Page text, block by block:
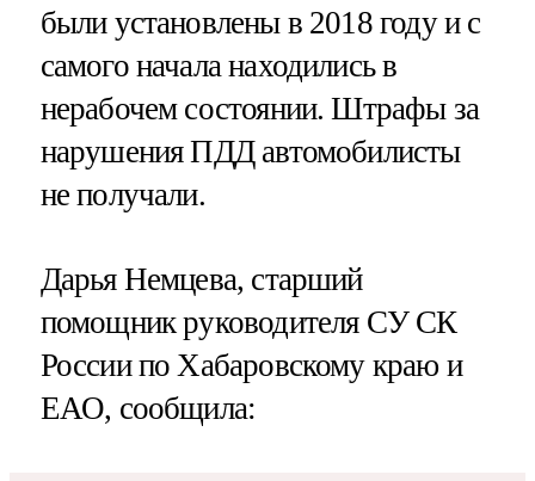
были установлены в 2018 году и с
самого начала находились в
нерабочем состоянии. Штрафы за
нарушения ПДД автомобилисты
не получали.
Дарья Немцева, старший
помощник руководителя СУ СК
России по Хабаровскому краю и
ЕАО, сообщила: